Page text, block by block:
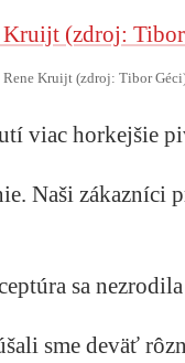
Rene Kruijt (zdroj: Tibor
viac horkejšie
Naši zákazníci
sa
sme deväť